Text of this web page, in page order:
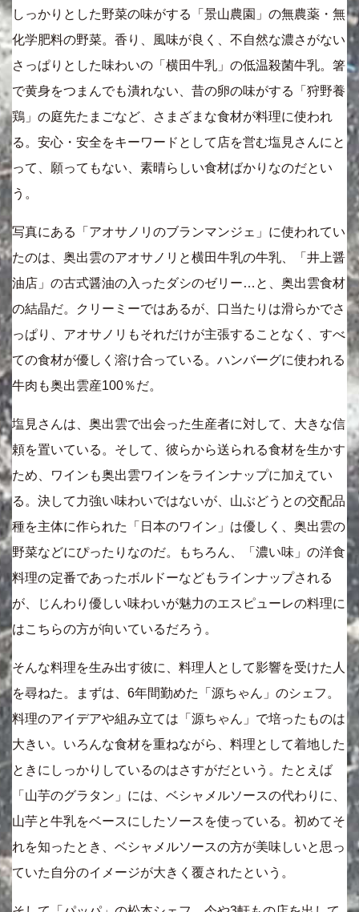
しっかりとした野菜の味がする「景山農園」の無農薬・無
化学肥料の野菜。香り、風味が良く、不自然な濃さがない
さっぱりとした味わいの「横田牛乳」の低温殺菌牛乳。箸
で黄身をつまんでも潰れない、昔の卵の味がする「狩野養
鶏」の庭先たまごなど、さまざまな食材が料理に使われ
る。安心・安全をキーワードとして店を営む塩見さんにと
って、願ってもない、素晴らしい食材ばかりなのだとい
う。
写真にある「アオサノリのブランマンジェ」に使われてい
たのは、奥出雲のアオサノリと横田牛乳の牛乳、「井上醤
油店」の古式醤油の入ったダシのゼリー…と、奥出雲食材
の結晶だ。クリーミーではあるが、口当たりは滑らかでさ
っぱり、アオサノリもそれだけが主張することなく、すべ
ての食材が優しく溶け合っている。ハンバーグに使われる
牛肉も奥出雲産100％だ。
塩見さんは、奥出雲で出会った生産者に対して、大きな信
頼を置いている。そして、彼らから送られる食材を生かす
ため、ワインも奥出雲ワインをラインナップに加えてい
る。決して力強い味わいではないが、山ぶどうとの交配品
種を主体に作られた「日本のワイン」は優しく、奥出雲の
野菜などにぴったりなのだ。もちろん、「濃い味」の洋食
料理の定番であったボルドーなどもラインナップされる
が、じんわり優しい味わいが魅力のエスピューレの料理に
はこちらの方が向いているだろう。
そんな料理を生み出す彼に、料理人として影響を受けた人
を尋ねた。まずは、6年間勤めた「源ちゃん」のシェフ。
料理のアイデアや組み立ては「源ちゃん」で培ったものは
大きい。いろんな食材を重ねながら、料理として着地した
ときにしっかりしているのはさすがだという。たとえば
「山芋のグラタン」には、ベシャメルソースの代わりに、
山芋と牛乳をベースにしたソースを使っている。初めてそ
れを知ったとき、ベシャメルソースの方が美味しいと思っ
ていた自分のイメージが大きく覆されたという。